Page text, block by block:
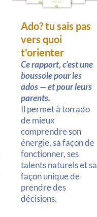
Ado? tu sais pas
vers quoi
t'orienter
Ce rapport, c’est une
boussole pour les
ados — et pour leurs
parents.
Il permet à ton ado
de mieux
comprendre son
énergie, sa façon de
fonctionner, ses
talents naturels et sa
façon unique de
prendre des
décisions.